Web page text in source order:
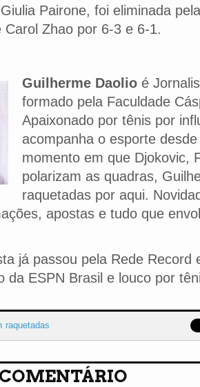
Pairone, foi eliminada
Carol Zhao por 6-3 e 6-1.
Guilherme Daolio é
formado pela Faculdade
Apaixonado por tênis por
acompanha o esporte
momento em que Djokovic,
polarizam as quadras,
raquetadas por aqui.
apostas e tudo que
já passou pela Rede Record
da ESPN Brasil e louco por
raquetadas